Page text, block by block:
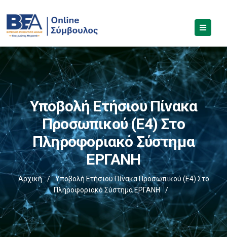
Υποβολή Ετήσιου Πίνακα
Προσωπικού (Ε4) Στο
Πληροφοριακό Σύστημα
ΕΡΓΑΝΗ
Αρχική /
Υποβολή Ετήσιου Πίνακα Προσωπικού (Ε4) Στο
Πληροφοριακό Σύστημα ΕΡΓΑΝΗ
/